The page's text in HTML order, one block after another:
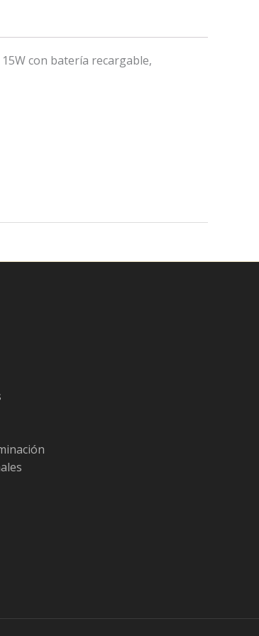
con batería recargable,